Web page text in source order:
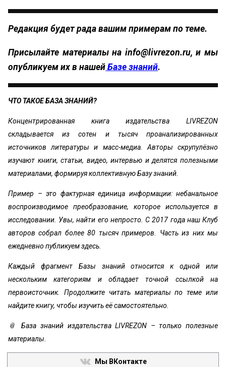
Редакция будет рада вашим примерам по теме.
Присылайте материалы на info@livrezon.ru, и мы
опубликуем их в нашей Базе знаний.
ЧТО ТАКОЕ БАЗА ЗНАНИЙ?
Концентрированная книга издательства LIVREZON
складывается из сотен и тысяч проанализированных
источников литературы и масс-медиа. Авторы скрупулёзно
изучают книги, статьи, видео, интервью и делятся полезными
материалами, формируя коллективную Базу знаний.
Пример – это фактурная единица информации: небанальное
воспроизводимое преобразование, которое используется в
исследовании. Увы, найти его непросто. С 2017 года наш Клуб
авторов собрал более 80 тысяч примеров. Часть из них мы
ежедневно публикуем здесь.
Каждый фрагмент Базы знаний относится к одной или
нескольким категориям и обладает точной ссылкой на
первоисточник. Продолжите читать материалы по теме или
найдите книгу, чтобы изучить её самостоятельно.
📎 База знаний издательства LIVREZON – только полезные
материалы.
Мы ВКонтакте